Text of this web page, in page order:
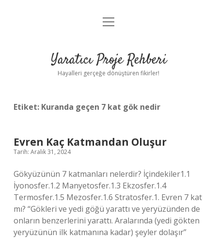
Anasayfa
Yasal Uyarı
menüyü
Yaratıcı Proje Rehberi
Hayalleri gerçeğe dönüştüren fikirler!
Etiket: Kuranda geçen 7 kat gök nedir
Evren Kaç Katmandan Oluşur
Tarih: Aralık 31, 2024
Gökyüzünün 7 katmanları nelerdir? İçindekiler1.1
İyonosfer.1.2 Manyetosfer.1.3 Ekzosfer.1.4
Termosfer.1.5 Mezosfer.1.6 Stratosfer.1. Evren 7 kat
mı? “Gökleri ve yedi göğü yarattı ve yeryüzünden de
onların benzerlerini yarattı. Aralarında (yedi gökten
yeryüzünün ilk katmanına kadar) şeyler dolaşır”